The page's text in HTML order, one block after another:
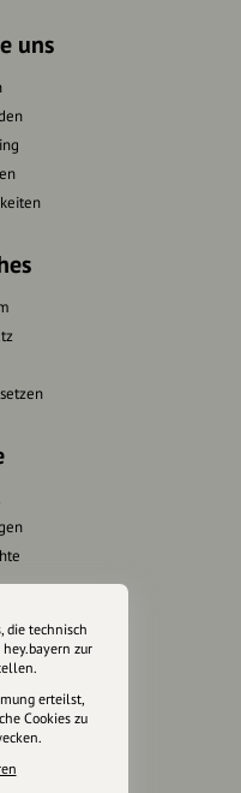
uns
Euch
die technisch
zur
erteilst,
Cookies zu